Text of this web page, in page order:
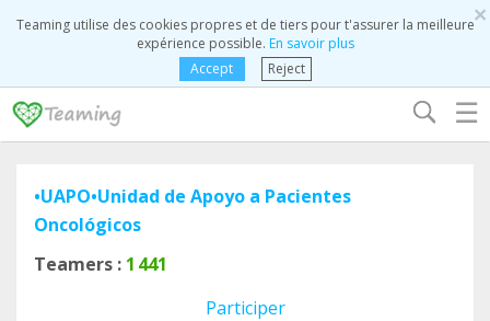
×
Teaming utilise des cookies propres et de tiers pour t'assurer la meilleure
expérience possible. En savoir plus
Accept
Reject
☰
•UAPO•Unidad de Apoyo a Pacientes
Oncológicos
Teamers : 1 441
Participer